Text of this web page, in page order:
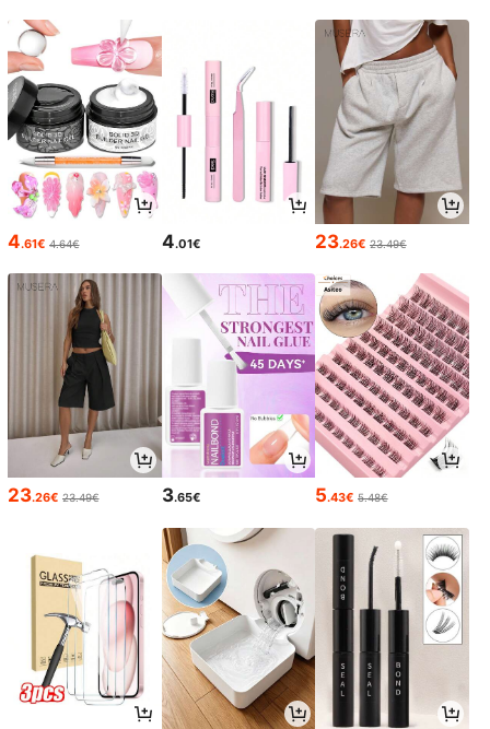
4.61€ 4.64€ 4.01€ 23.26€ 23.49€
23.26€ 23.49€ 3.65€ 5.43€ 5.48€